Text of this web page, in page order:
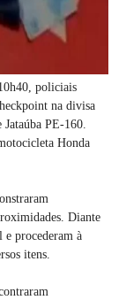
policiais
na divisa
PE-160.
Honda
Diante
e procederam à
itens.